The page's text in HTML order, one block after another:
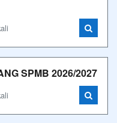
SPMB 2026/2027